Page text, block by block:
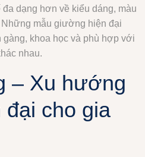
dạng hơn về kiểu dáng, màu
mẫu giường hiện đại
khoa học và phù hợp với
nhau.
– Xu hướng
đại cho gia